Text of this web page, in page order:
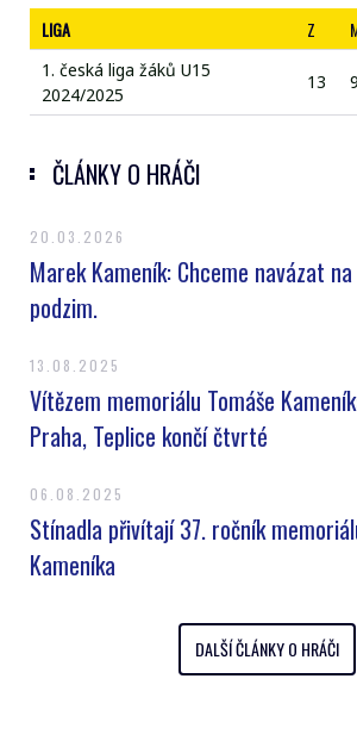
LIGA Z
1. česká liga žáků U15
2024/2025
13
ČLÁNKY O HRÁČI
20.03.2026
Marek Kameník: Chceme navázat
podzim.
13.08.2025
Vítězem memoriálu Tomáše
Praha, Teplice končí čtvrté
06.08.2025
Stínadla přivítají 37. ročník
Kameníka
DALŠÍ ČLÁNKY O HRÁČI